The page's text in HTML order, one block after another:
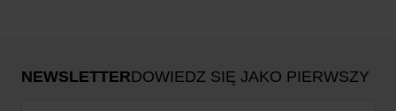
NEWSLETTERDOWIEDZ SIĘ JAKO PIERWSZY